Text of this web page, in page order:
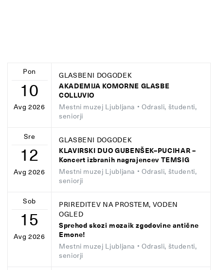
Pon
10
Avg 2026
GLASBENI DOGODEK
AKADEMIJA KOMORNE GLASBE
COLLUVIO
Mestni muzej Ljubljana • Odrasli, študenti,
seniorji
Sre
12
Avg 2026
GLASBENI DOGODEK
KLAVIRSKI DUO GUBENŠEK–PUCIHAR –
Koncert izbranih nagrajencev TEMSIG
Mestni muzej Ljubljana • Odrasli, študenti,
seniorji
Sob
15
Avg 2026
PRIREDITEV NA PROSTEM, VODEN
OGLED
Sprehod skozi mozaik zgodovine antične
Emone!
Mestni muzej Ljubljana • Odrasli, študenti,
seniorji